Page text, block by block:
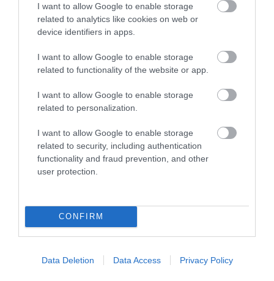
I want to allow Google to enable storage
related to analytics like cookies on web or
device identifiers in apps.
I want to allow Google to enable storage
related to functionality of the website or app.
I want to allow Google to enable storage
related to personalization.
I want to allow Google to enable storage
related to security, including authentication
functionality and fraud prevention, and other
user protection.
CONFIRM
Data Deletion Data Access Privacy Policy
VÉGE LEHET A
VÁRÓLISTÁKNAK? A
DISZNÓSZERVEK ÁTÍRHATJÁK
2026-04-22
AUDHD: AMIKOR AZ AUTIZMUS
ÉS AZ ADHD EGYÜTT
EGÉSZEN MÁS ARCOT MUTAT